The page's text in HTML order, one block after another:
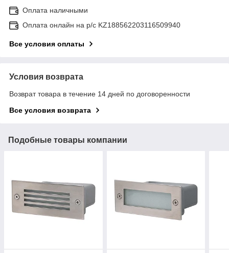
Оплата наличными
Оплата онлайн на р/с KZ188562203116509940
Все условия оплаты
Условия возврата
Возврат товара в течение 14 дней по договоренности
Все условия возврата
Подобные товары компании